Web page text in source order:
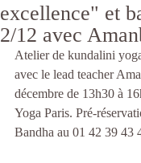
excellence" et
2/12 avec
Atelier de kundalini
avec le lead teacher
décembre de 13h30 à
Yoga Paris. Pré-
Bandha au 01 42 39 43